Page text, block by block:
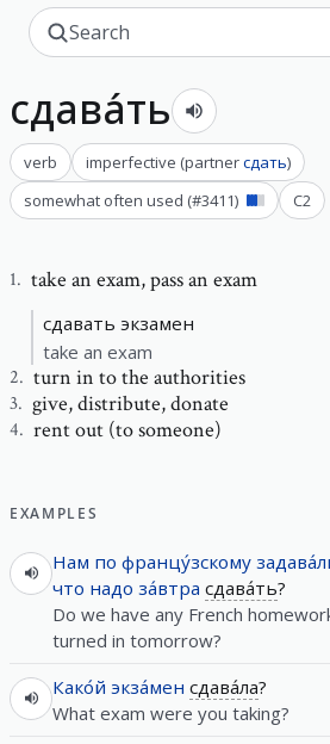
сдава́ть
verb imperfective (partnerсдать)
somewhat often used (#3411) C2
1. take an exam,pass an exam
сдавать экзамен
take an exam
2. turn in to the authorities
3. give,distribute, donate
4. rent out (to someone)
EXAMPLES
Нам по францу́зскому
что надо за́втра сдава́ть?
Do we have any French
turned in tomorrow?
Како́й экза́мен сдава́ла?
What exam were you taking?